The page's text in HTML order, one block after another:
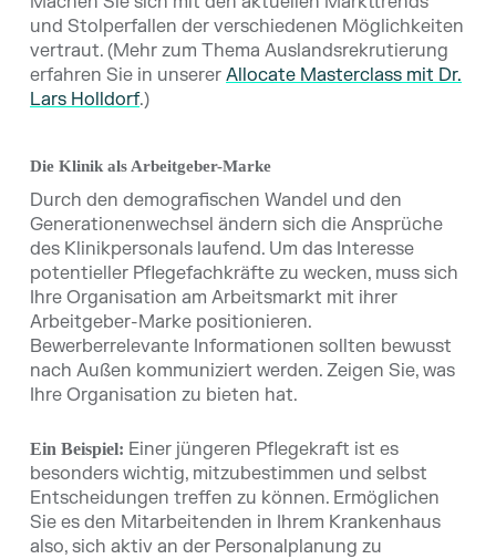
und Stolperfallen der verschiedenen Möglichkeiten
vertraut. (Mehr zum Thema Auslandsrekrutierung
erfahren Sie in unsererAllocate Masterclass mit Dr.
Lars Holldorf.)
Die Klinik als Arbeitgeber-Marke
Durch den demografischen Wandel und den
Generationenwechsel ändern sich die Ansprüche
des Klinikpersonals laufend. Um das Interesse
potentieller Pflegefachkräfte zu wecken, muss sich
Ihre Organisation am Arbeitsmarkt mit ihrer
Arbeitgeber-Marke positionieren.
Bewerberrelevante Informationen sollten bewusst
nach Außen kommuniziert werden. Zeigen Sie, was
Ihre Organisation zu bieten hat.
Ein Beispiel: Einer jüngeren Pflegekraft ist es
besonders wichtig, mitzubestimmen und selbst
Entscheidungen treffen zu können. Ermöglichen
Sie es den Mitarbeitenden in Ihrem Krankenhaus
also, sich aktiv an der Personalplanung zu